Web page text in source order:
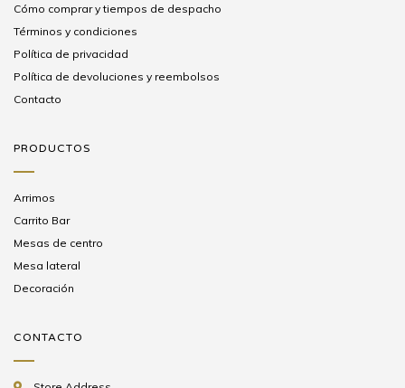
Cómo comprar y tiempos de despacho
Términos y condiciones
Política de privacidad
Política de devoluciones y reembolsos
Contacto
PRODUCTOS
Arrimos
Carrito Bar
Mesas de centro
Mesa lateral
Decoración
CONTACTO